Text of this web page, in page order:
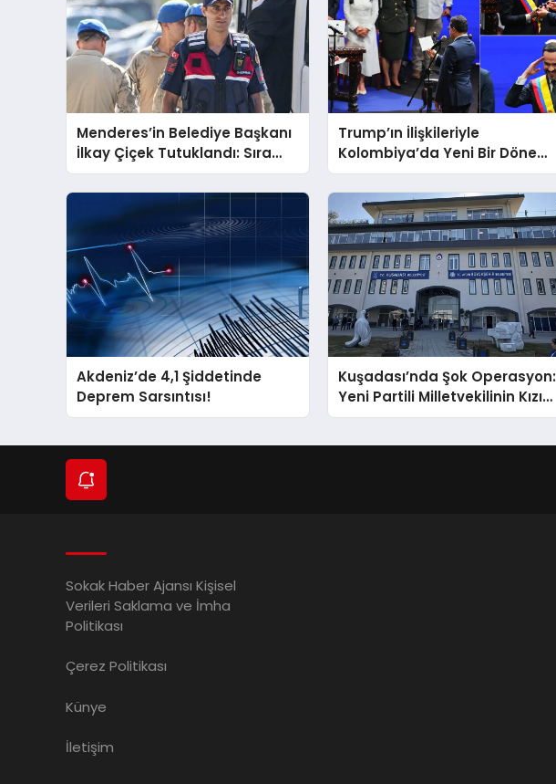
Menderes’in Belediye Başkanı
İlkay Çiçek Tutuklandı: Sıra
Dışı Gelişme!
Trump’ın İlişkileriyle
Kolombiya’da Yeni Bir Dönem
Başlıyor!
Akdeniz’de 4,1 Şiddetinde
Deprem Sarsıntısı!
Kuşadası’nda Şok Operasyon:
Yeni Partili Milletvekilinin Kızı
ve Damadı Gözaltında!
Sokak Haber Ajansı Kişisel
Verileri Saklama ve İmha
Politikası
Çerez Politikası
Künye
İletişim